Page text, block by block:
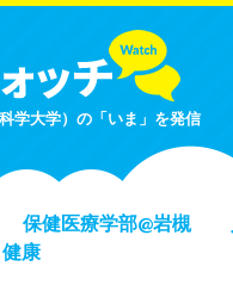
学大学）の「いま」を発信
保健医療学部@岩槻
康